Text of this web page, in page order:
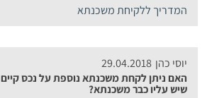
המדריך ללקיחת משכנתא
יוסי כהן 29.04.2018
האם ניתן לקחת משכנתא נוספת על נכס קיים
שיש עליו כבר משכנתא?